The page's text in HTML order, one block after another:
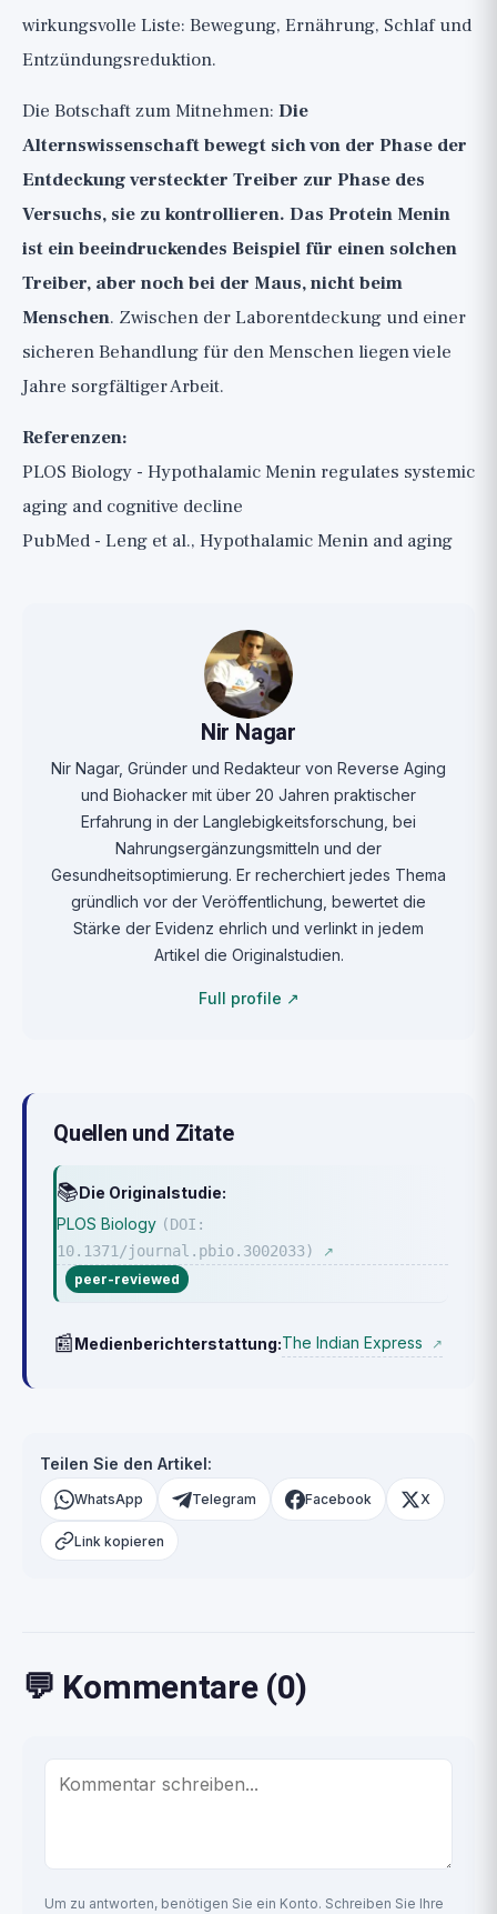
wirkungsvolle Liste: Bewegung, Ernährung, Schlaf und
Entzündungsreduktion.
Die Botschaft zum Mitnehmen: Die
Alternswissenschaft bewegt sich von der Phase der
Entdeckung versteckter Treiber zur Phase des
Versuchs, sie zu kontrollieren. Das Protein Menin
ist ein beeindruckendes Beispiel für einen solchen
Treiber, aber noch bei der Maus, nicht beim
Menschen. Zwischen der Laborentdeckung und einer
sicheren Behandlung für den Menschen liegen viele
Jahre sorgfältiger Arbeit.
Referenzen:
PLOS Biology - Hypothalamic Menin regulates systemic
aging and cognitive decline
PubMed - Leng et al., Hypothalamic Menin and aging
Nir Nagar
Nir Nagar, Gründer und Redakteur von Reverse Aging
und Biohacker mit über 20 Jahren praktischer
Erfahrung in der Langlebigkeitsforschung, bei
Nahrungsergänzungsmitteln und der
Gesundheitsoptimierung. Er recherchiert jedes Thema
gründlich vor der Veröffentlichung, bewertet die
Stärke der Evidenz ehrlich und verlinkt in jedem
Artikel die Originalstudien.
Full profile ↗
Quellen und Zitate
📚Die Originalstudie:
PLOS Biology (DOI:
10.1371/journal.pbio.3002033)
↗
peer-reviewed
📰Medienberichterstattung:The Indian Express ↗
Teilen Sie den Artikel:
WhatsApp Telegram Facebook X
Link kopieren
💬 Kommentare (0)
Um zu antworten, benötigen Sie ein Konto. Schreiben Sie Ihre